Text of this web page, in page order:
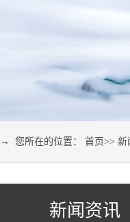
→ 您所在的位置： 首页>> 新
新闻资讯